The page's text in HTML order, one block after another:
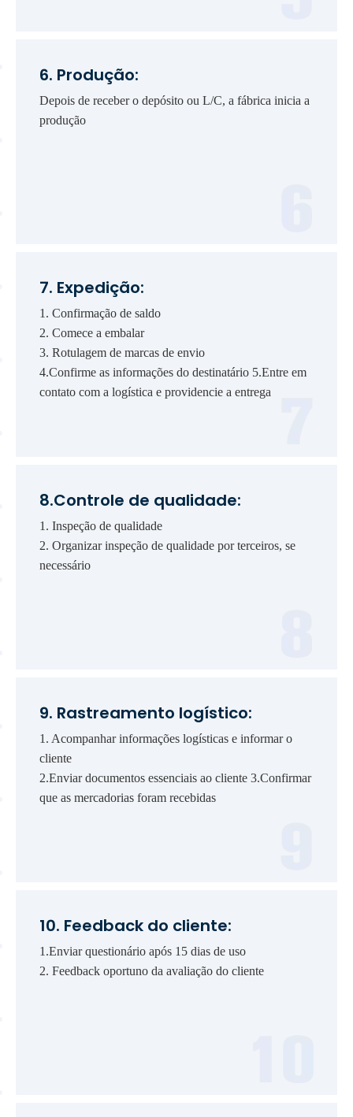
6. Produção:
Depois de receber o depósito ou L/C, a fábrica inicia a
produção
7. Expedição:
1. Confirmação de saldo
2. Comece a embalar
3. Rotulagem de marcas de envio
4.Confirme as informações do destinatário 5.Entre em
contato com a logística e providencie a entrega
8.Controle de qualidade:
1. Inspeção de qualidade
2. Organizar inspeção de qualidade por terceiros, se
necessário
9. Rastreamento logístico:
1. Acompanhar informações logísticas e informar o
cliente
2.Enviar documentos essenciais ao cliente 3.Confirmar
que as mercadorias foram recebidas
10. Feedback do cliente:
1.Enviar questionário após 15 dias de uso
2. Feedback oportuno da avaliação do cliente